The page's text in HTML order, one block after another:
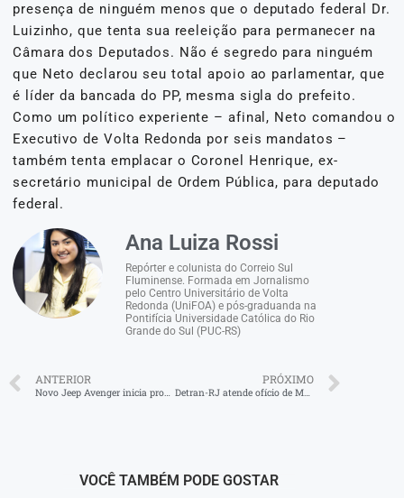
presença de ninguém menos que o deputado federal Dr.
Luizinho, que tenta sua reeleição para permanecer na
Câmara dos Deputados. Não é segredo para ninguém
que Neto declarou seu total apoio ao parlamentar, que
é líder da bancada do PP, mesma sigla do prefeito.
Como um político experiente – afinal, Neto comandou o
Executivo de Volta Redonda por seis mandatos –
também tenta emplacar o Coronel Henrique, ex-
secretário municipal de Ordem Pública, para deputado
federal.
Ana Luiza Rossi
Repórter e colunista do Correio Sul
Fluminense. Formada em Jornalismo
pelo Centro Universitário de Volta
Redonda (UniFOA) e pós-graduanda na
Pontifícia Universidade Católica do Rio
Grande do Sul (PUC-RS)
ANTERIOR PRÓXIMO
Detran-RJ atende ofício de Munir e amplia isenção de taxa da CNH
VOCÊ TAMBÉM PODE GOSTAR